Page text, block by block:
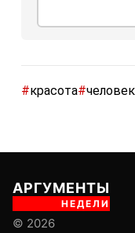
#красота#человек
АРГУМЕНТЫ
НЕДЕЛИ
© 2026